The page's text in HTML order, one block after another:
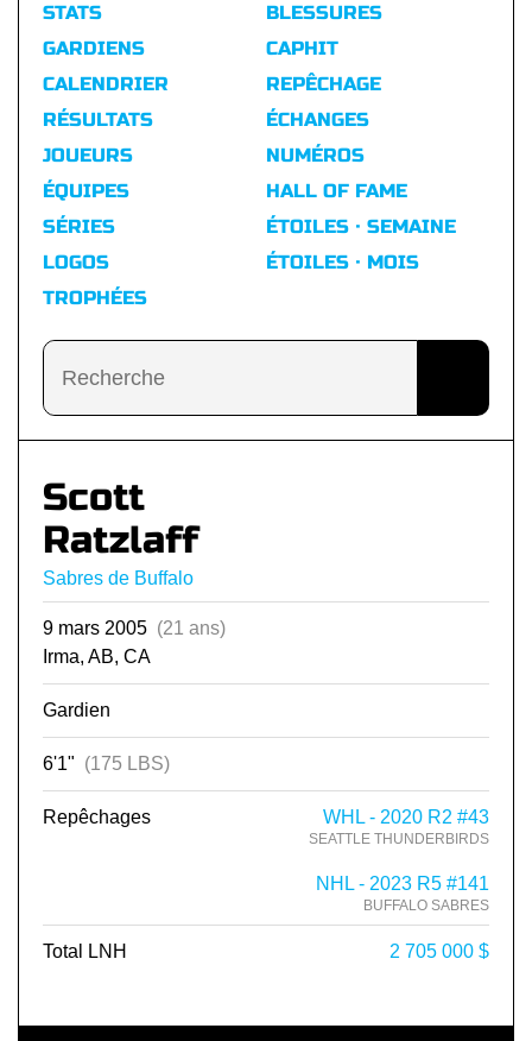
STATS
GARDIENS
CALENDRIER
RÉSULTATS
BLESSURES
CAPHIT
REPÊCHAGE
ÉCHANGES
JOUEURS
ÉQUIPES
SÉRIES
LOGOS
TROPHÉES
NUMÉROS
HALL OF FAME
ÉTOILES · SEMAINE
ÉTOILES · MOIS
Scott
Ratzlaff
Sabres de Buffalo
9 mars 2005 (21 ans)
Irma, AB, CA
Gardien
6'1" (175 LBS)
Repêchages WHL - 2020 R2 #43
SEATTLE THUNDERBIRDS
NHL - 2023 R5 #141
BUFFALO SABRES
Total LNH 2 705 000 $